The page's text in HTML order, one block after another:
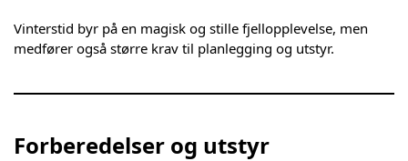
Vinterstid byr på en magisk og stille fjellopplevelse, men
medfører også større krav til planlegging og utstyr.
Forberedelser og utstyr